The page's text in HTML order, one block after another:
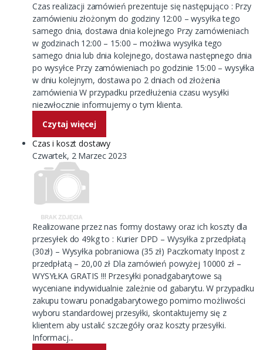
Czas realizacji zamówień prezentuje się następująco : Przy
zamówieniu złożonym do godziny 12:00 – wysyłka tego
samego dnia, dostawa dnia kolejnego Przy zamówieniach
w godzinach 12:00 – 15:00 – możliwa wysyłka tego
samego dnia lub dnia kolejnego, dostawa następnego dnia
po wysyłce Przy zamówieniach po godzinie 15:00 – wysyłka
w dniu kolejnym, dostawa po 2 dniach od złożenia
zamówienia W przypadku przedłużenia czasu wysyłki
niezwłocznie informujemy o tym klienta.
Czytaj więcej
Czas i koszt dostawy
Czwartek, 2 Marzec 2023
Realizowane przez nas formy dostawy oraz ich koszty dla
przesyłek do 49kg to : Kurier DPD – Wysyłka z przedpłatą
(30zł) – Wysyłka pobraniowa (35 zł) Paczkomaty Inpost z
przedpłatą – 20,00 zł Dla zamówień powyżej 10000 zł –
WYSYŁKA GRATIS !!! Przesyłki ponadgabarytowe są
wyceniane indywidualnie zależnie od gabarytu. W przypadku
zakupu towaru ponadgabarytowego pomimo możliwości
wyboru standardowej przesyłki, skontaktujemy się z
klientem aby ustalić szczegóły oraz koszty przesyłki.
Informacj...